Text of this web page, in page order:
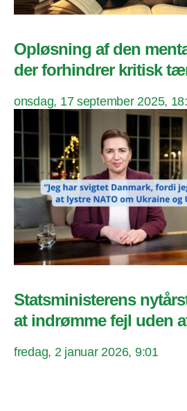
Opløsning af den
der forhindrer kritisk
onsdag, 17 september 2025,
Statsministerens
at indrømme fejl uden
fredag, 2 januar 2026, 9:01